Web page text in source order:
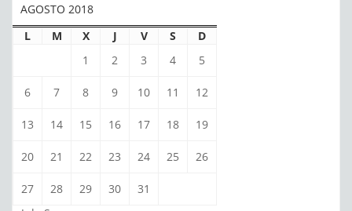
AGOSTO 2018
L
M X J V S
D
1
2 3 4 5
6 7 8 9 10 11 12
13 14 15 16 17 18 19
20 21 22 23 24 25 26
27 28 29 30
31